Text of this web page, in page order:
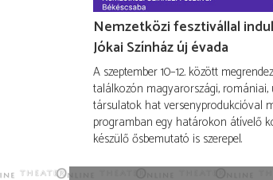
Nemzetközi fesztivállal
Jókai Színház új évada
A szeptember 10–12. között
találkozón magyarországi, romániai,
társulatok hat versenyprodukcióval
programban egy határokon átívelő
készülő ősbemutató is szerepel.